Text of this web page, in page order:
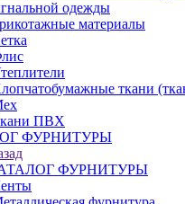
одежды
материалы
ткани
ПВХ
ФУРНИТУРЫ
ФУРНИТУРЫ